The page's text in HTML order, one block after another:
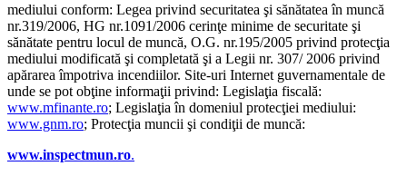
mediului conform: Legea privind securitatea şi sănătatea în muncă
nr.319/2006, HG nr.1091/2006 cerinţe minime de securitate şi
sănătate pentru locul de muncă, O.G. nr.195/2005 privind protecţia
mediului modificată şi completată şi a Legii nr. 307/ 2006 privind
apărarea împotriva incendiilor. Site-uri Internet guvernamentale de
unde se pot obţine informaţii privind: Legislaţia fiscală:
www.mfinante.ro; Legislaţia în domeniul protecţiei mediului:
www.gnm.ro; Protecţia muncii şi condiţii de muncă:
www.inspectmun.ro.